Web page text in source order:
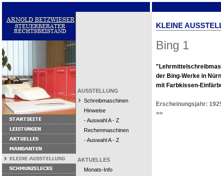
AUSSTELLUNG
Schreibmaschinen
Hinweise
- Auswahl A - Z
Rechenmaschinen
- Auswahl A - Z
AKTUELLES
Monats-Info
KLEINE
Bing 1
der Bing-Werke in
mit Farbkissen-
Erscheinungsjahr:
>>